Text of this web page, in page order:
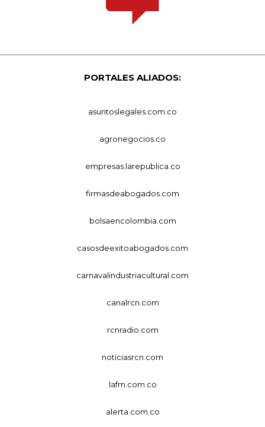
PORTALES ALIADOS:
asuntoslegales.com.co
agronegocios.co
empresas.larepublica.co
firmasdeabogados.com
bolsaencolombia.com
casosdeexitoabogados.com
carnavalindustriacultural.com
canalrcn.com
rcnradio.com
noticiasrcn.com
lafm.com.co
alerta.com.co